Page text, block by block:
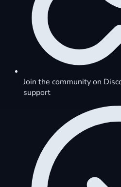
Join the community on
support